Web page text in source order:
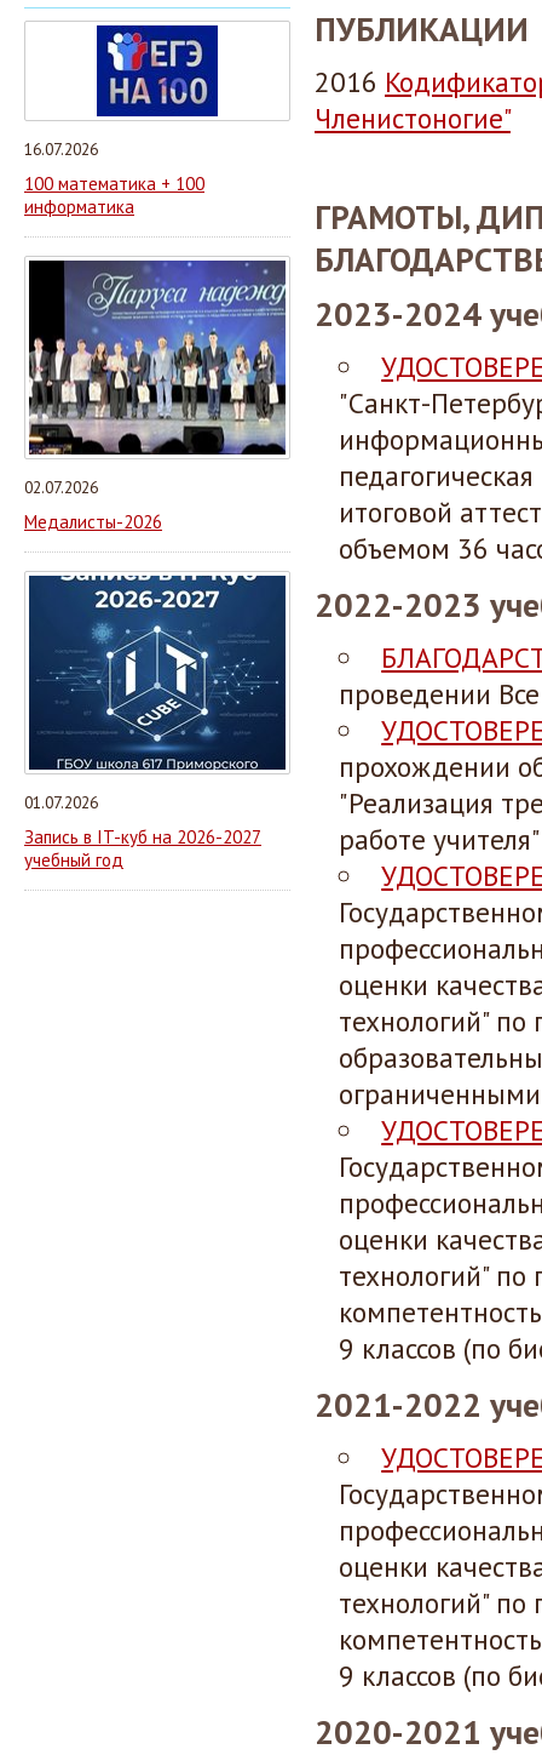
16.07.2026
100 математика + 100
информатика
02.07.2026
Медалисты-2026
01.07.2026
Запись в IT-куб на 2026-2027
учебный год
ПУБЛИКАЦИИ
2016
Членистоногие"
ГРАМОТЫ,
2023-2024
"Санкт-
итоговой
объемом 36
2022-2023
проведении
прохождении
"Реализация
работе
оценки
технологий"
оценки
технологий"
9 классов (по
2021-2022
оценки
технологий"
9 классов (по
2020-2021